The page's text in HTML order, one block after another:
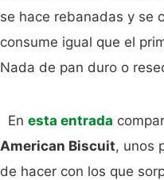
se hace rebanadas y se
consume igual que el
Nada de pan duro o
En esta entrada
American Biscuit, unos
de hacer con los que